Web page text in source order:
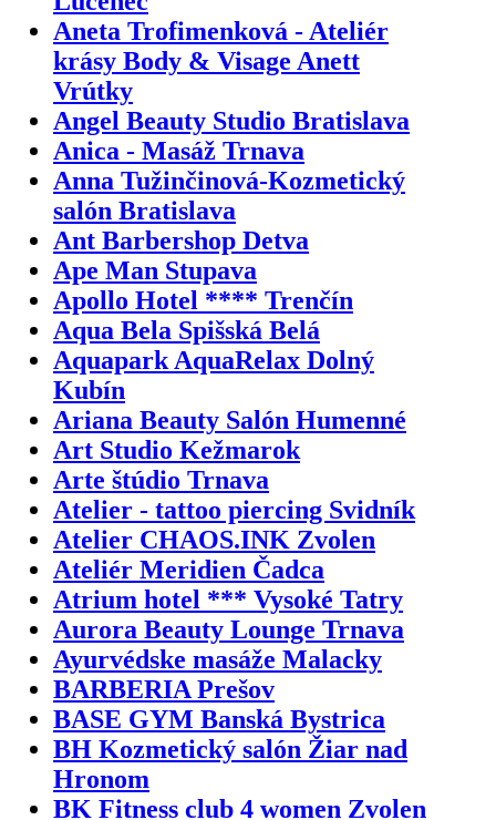
Aneta Trofimenková - Ateliér
krásy Body & Visage Anett
Vrútky
Angel Beauty Studio Bratislava
Anica - Masáž Trnava
Anna Tužinčinová-Kozmetický
salón Bratislava
Ant Barbershop Detva
Ape Man Stupava
Apollo Hotel **** Trenčín
Aqua Bela Spišská Belá
Aquapark AquaRelax Dolný
Kubín
Ariana Beauty Salón Humenné
Art Studio Kežmarok
Arte štúdio Trnava
Atelier - tattoo piercing Svidník
Atelier CHAOS.INK Zvolen
Ateliér Meridien Čadca
Atrium hotel *** Vysoké Tatry
Aurora Beauty Lounge Trnava
Ayurvédske masáže Malacky
BARBERIA Prešov
BASE GYM Banská Bystrica
BH Kozmetický salón Žiar nad
Hronom
BK Fitness club 4 women Zvolen